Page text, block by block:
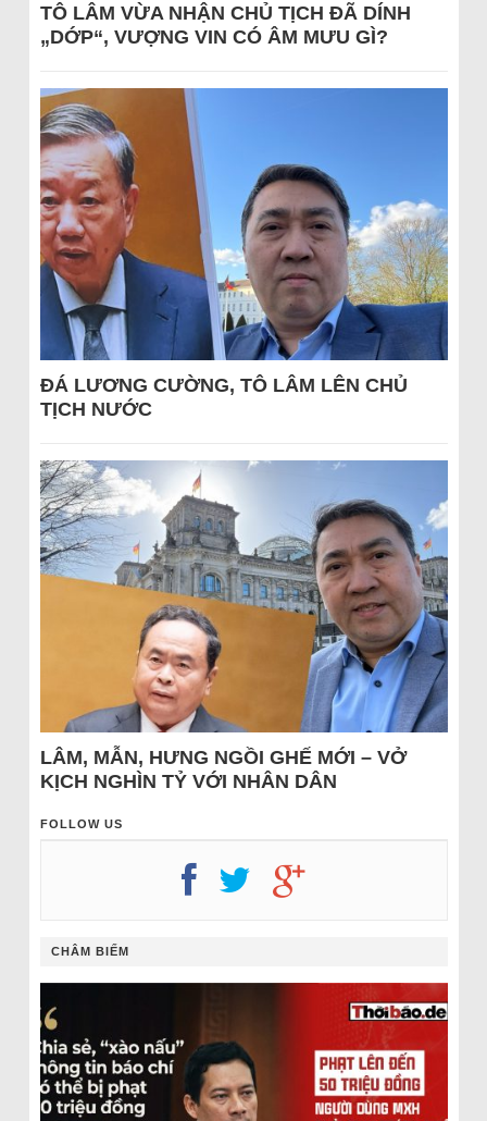
TÔ LÂM VỪA NHẬN CHỦ TỊCH ĐÃ DÍNH
„DỚP“, VƯỢNG VIN CÓ ÂM MƯU GÌ?
ĐÁ LƯƠNG CƯỜNG, TÔ LÂM LÊN CHỦ
TỊCH NƯỚC
LÂM, MẪN, HƯNG NGỒI GHẾ MỚI – VỞ
KỊCH NGHÌN TỶ VỚI NHÂN DÂN
FOLLOW US
CHÂM BIẾM